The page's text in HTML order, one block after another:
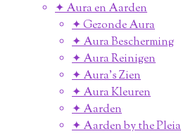
✦ Aura en Aarden
✦ Gezonde Aura
✦ Aura Bescherming
✦ Aura Reinigen
✦ Aura's Zien
✦ Aura Kleuren
✦ Aarden
✦ Aarden by the